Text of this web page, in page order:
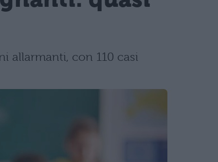
allarmanti, con 110 casi